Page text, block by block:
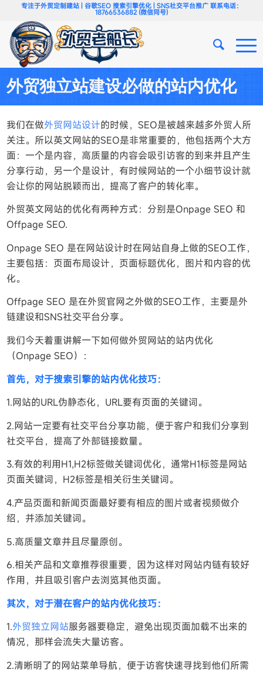
专注于外贸定制建站 | 谷歌SEO 搜索引擎优化 | SNS社交平台推广 联系电话：
18766536882 (微信同号)
外贸独立站建设必做的站内优化
我们在做外贸网站设计的时候，SEO是被越来越多外贸人所
关注。所以英文网站的SEO是非常重要的，他包括两个大方
面：一个是内容，高质量的内容会吸引访客的到来并且产生
分享行动，另一个是设计，有时候网站的一个小细节设计就
会让你的网站脱颖而出，提高了客户的转化率。
外贸英文网站的优化有两种方式：分别是Onpage SEO 和
Offpage SEO.
Onpage SEO 是在网站设计时在网站自身上做的SEO工作，
主要包括：页面布局设计，页面标题优化，图片和内容的优
化。
Offpage SEO 是在外贸官网之外做的SEO工作，主要是外
链建设和SNS社交平台分享。
我们今天着重讲解一下如何做外贸网站的站内优化
（Onpage SEO）：
首先，对于搜索引擎的站内优化技巧：
1.网站的URL伪静态化，URL要有页面的关键词。
2.网站一定要有社交平台分享功能，便于客户和我们分享到
社交平台，提高了外部链接数量。
3.有效的利用H1,H2标签做关键词优化，通常H1标签是网站
页面关键词，H2标签是相关衍生关键词。
4.产品页面和新闻页面最好要有相应的图片或者视频做介
绍，并添加关键词。
5.高质量文章并且尽量原创。
6.相关产品和文章推荐很重要，因为这样对网站内链有较好
作用，并且吸引客户去浏览其他页面。
其次，对于潜在客户的站内优化技巧：
1.外贸独立网站服务器要稳定，避免出现页面加载不出来的
情况，那样会流失大量访客。
2.清晰明了的网站菜单导航，便于访客快速寻找到他们所需